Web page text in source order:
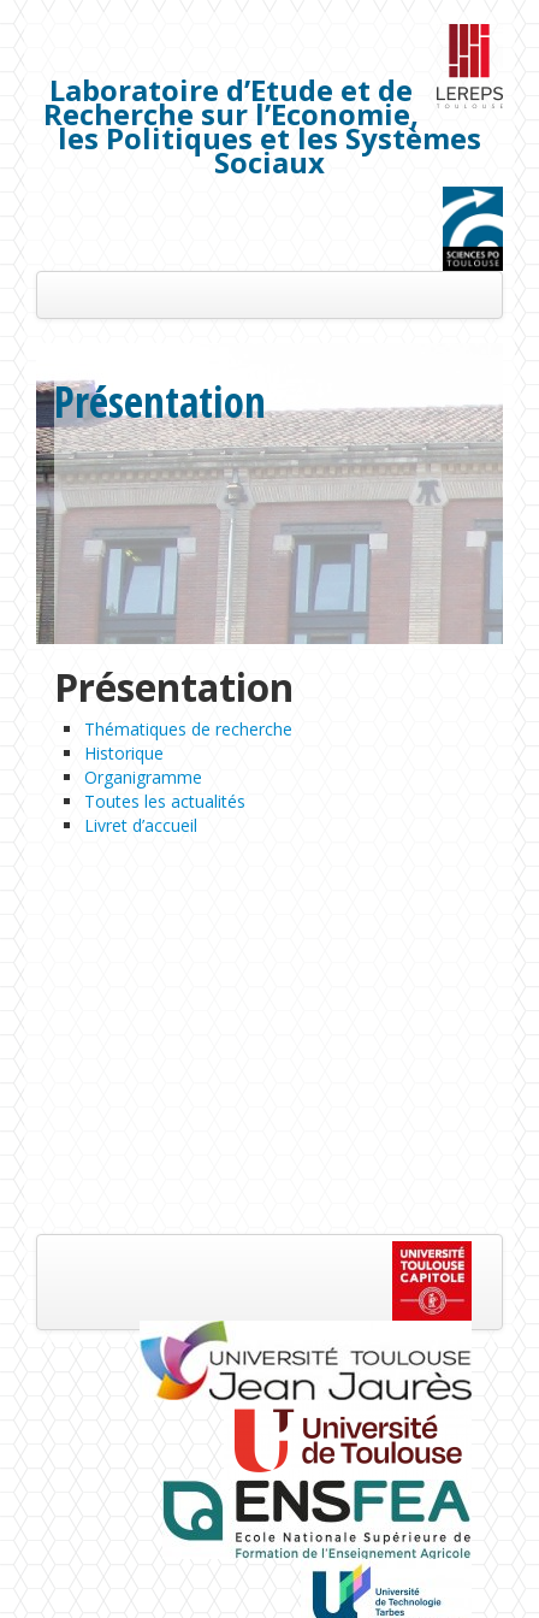
Laboratoire d’Etude et de
Recherche sur l’Economie,
les Politiques et les Systèmes
Sociaux
Les membres
Séminaires
Publications
Projets de recherche
Formations
Présentation
Présentation
Thématiques de recherche
Historique
Organigramme
Toutes les actualités
Livret d’accueil